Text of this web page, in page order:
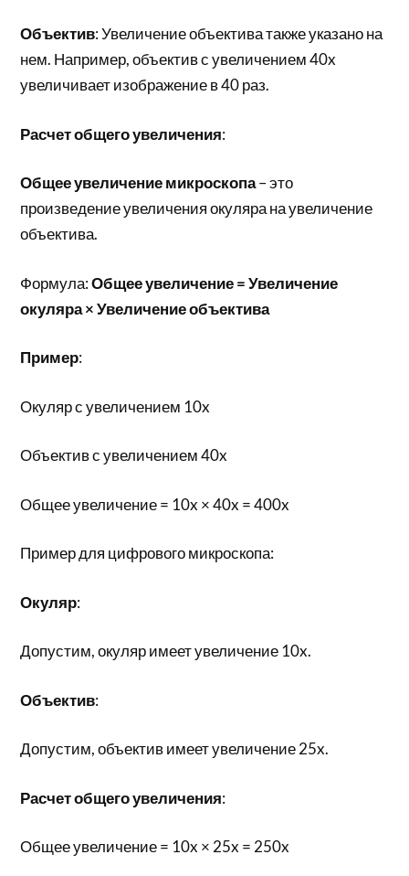
Объектив: Увеличение объектива также указано на
нем. Например, объектив с увеличением 40x
увеличивает изображение в 40 раз.
Расчет общего увеличения:
Общее увеличение микроскопа– это
произведение увеличения окуляра на увеличение
объектива.
Формула:Общее увеличение = Увеличение
окуляра × Увеличение объектива
Пример:
Окуляр с увеличением 10x
Объектив с увеличением 40x
Общее увеличение = 10x × 40x = 400x
Пример для цифрового микроскопа:
Окуляр:
Допустим, окуляр имеет увеличение 10x.
Объектив:
Допустим, объектив имеет увеличение 25x.
Расчет общего увеличения:
Общее увеличение = 10x × 25x = 250x